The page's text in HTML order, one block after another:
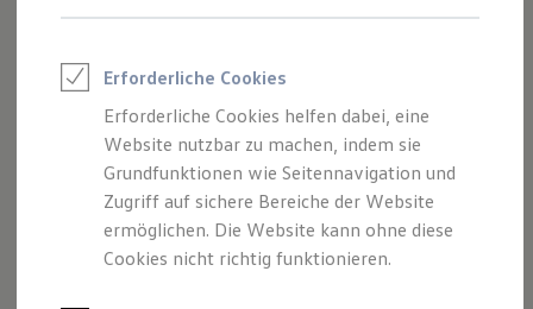
Elektromobilität bei Gebrauchtwagen
Saisonangebote
Reifenpakete
Leasing
Leasing-Angebote
Gebrauchtwagen Leasing
Junge Gebrauchtwagen-Leasing
Elektroauto Leasing
Kleinwagen-Leasing
Erforderliche Cookies
Erforderliche Cookies helfen dabei, eine
Website nutzbar zu machen, indem sie
Grundfunktionen wie Seitennavigation und
Zugriff auf sichere Bereiche der Website
ermöglichen. Die Website kann ohne diese
Cookies nicht richtig funktionieren.